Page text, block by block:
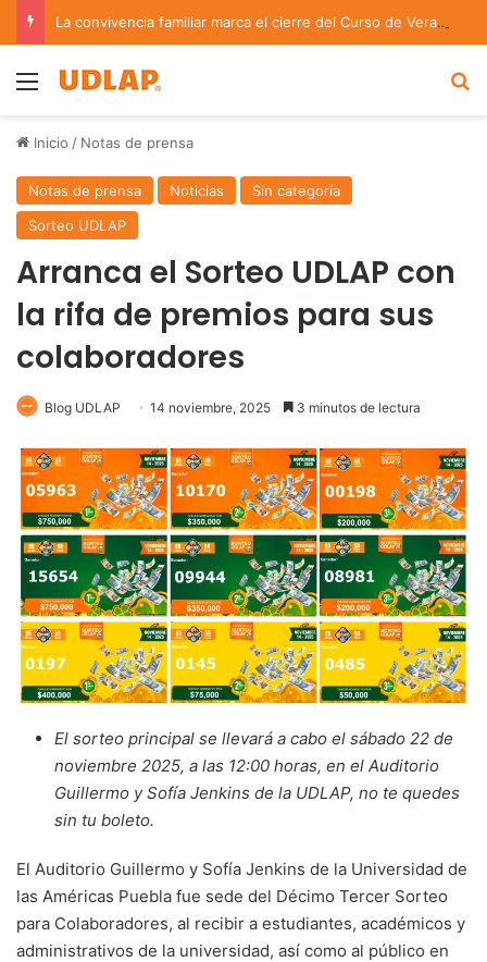
La convivencia familiar marca el cierre del Curso de Verano de Escuelas Aztecas
Menu
Inicio / Notas de prensa
Notas de prensa Noticias
Sin categoría
Sorteo UDLAP
Arranca el Sorteo UDLAP con
la rifa de premios para sus
colaboradores
Blog UDLAP 14 noviembre, 2025 3 minutos de lectura
El sorteo principal se llevará a cabo el sábado 22 de
noviembre 2025, a las 12:00 horas, en el Auditorio
Guillermo y Sofía Jenkins de la UDLAP, no te quedes
sin tu boleto.
El Auditorio Guillermo y Sofía Jenkins de la Universidad de
las Américas Puebla fue sede del Décimo Tercer Sorteo
para Colaboradores, al recibir a estudiantes, académicos y
administrativos de la universidad, así como al público en